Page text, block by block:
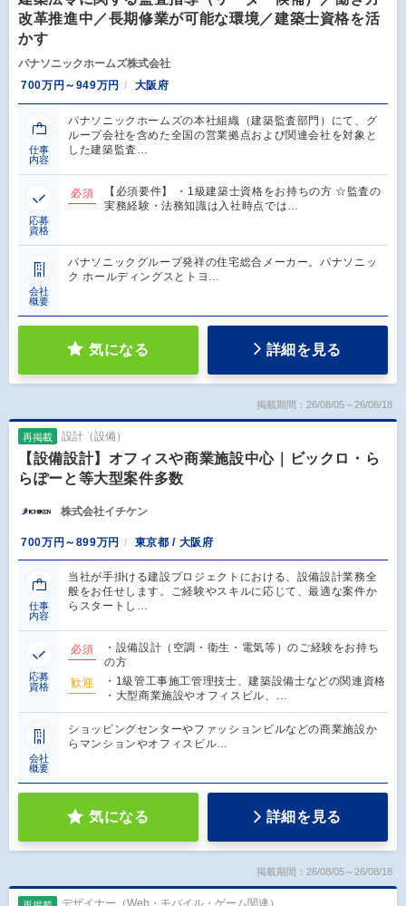
改革推進中／長期修業が可能な環境／建築士資格を活
かす
パナソニックホームズ株式会社
700万円～949万円
大阪府
仕事
内容
パナソニックホームズの本社組織（建築監査部門）にて、グ
ループ会社を含めた全国の営業拠点および関連会社を対象と
した建築監査…
応募
資格
必須
【必須要件】 ・1級建築士資格をお持ちの方 ☆監査の
実務経験・法務知識は入社時点では…
会社
概要
パナソニックグループ発祥の住宅総合メーカー。パナソニッ
ク ホールディングスとトヨ…
気になる 詳細を見る
掲載期間：26/08/05～26/08/18
再掲載 設計（設備）
【設備設計】オフィスや商業施設中心｜ビックロ・ら
らぽーと等大型案件多数
株式会社イチケン
700万円～899万円 東京都 / 大阪府
仕事
内容
当社が手掛ける建設プロジェクトにおける、設備設計業務全
般をお任せします。ご経験やスキルに応じて、最適な案件か
らスタートし…
応募
資格
必須
・設備設計（空調・衛生・電気等）のご経験をお持ち
の方
歓迎
・1級管工事施工管理技士、建築設備士などの関連資格
・大型商業施設やオフィスビル、…
会社
概要
ショッピングセンターやファッションビルなどの商業施設か
らマンションやオフィスビル…
気になる 詳細を見る
掲載期間：26/08/05～26/08/18